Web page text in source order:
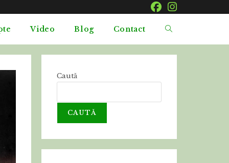
Video Blog Contact
Caută
CAUTĂ